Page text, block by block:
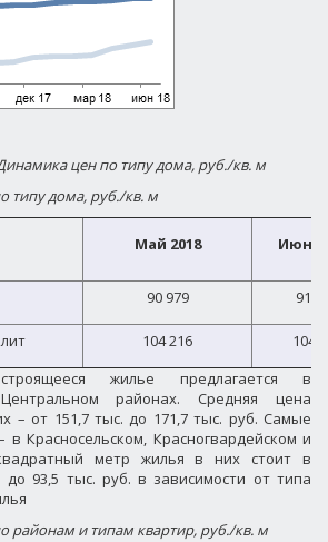
цен по типу дома, руб./кв. м
типу дома, руб./кв. м
Май 2018 Июнь
90 979 91
104 216
104
жилье предлагается в
районах. Средняя цена
– от 151,7 тыс. до 171,7 тыс. руб. Самые
Красносельском, Красногвардейском и
метр жилья в них стоит в
до 93,5 тыс. руб. в зависимости от типа
районам и типам квартир, руб./кв. м